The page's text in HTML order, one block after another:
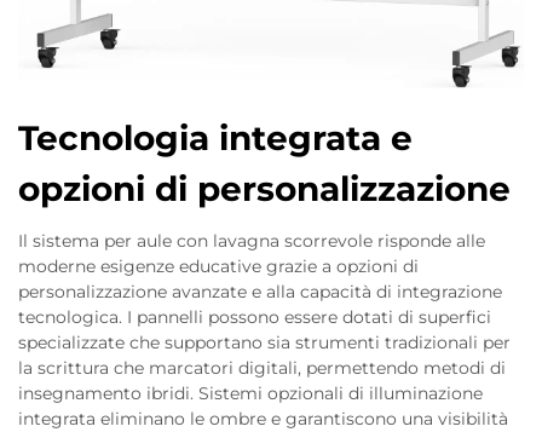
Tecnologia integrata e
opzioni di personalizzazione
Il sistema per aule con lavagna scorrevole risponde alle
moderne esigenze educative grazie a opzioni di
personalizzazione avanzate e alla capacità di integrazione
tecnologica. I pannelli possono essere dotati di superfici
specializzate che supportano sia strumenti tradizionali per
la scrittura che marcatori digitali, permettendo metodi di
insegnamento ibridi. Sistemi opzionali di illuminazione
integrata eliminano le ombre e garantiscono una visibilità